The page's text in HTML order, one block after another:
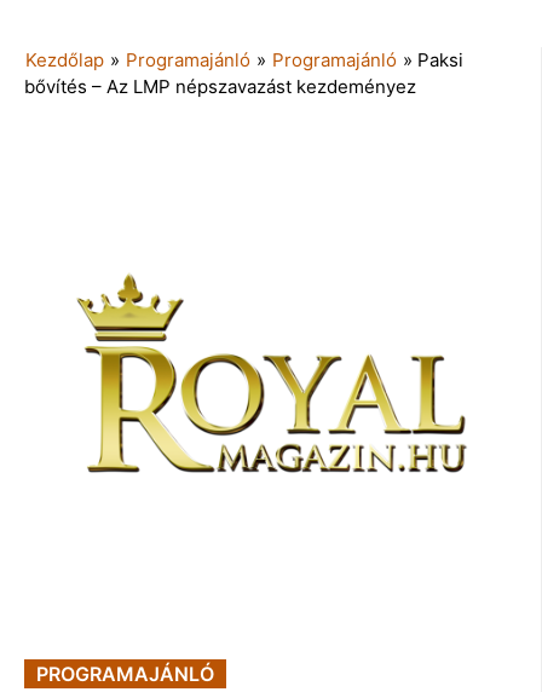
Kezdőlap » Programajánló » Programajánló » Paksi
bővítés – Az LMP népszavazást kezdeményez
PROGRAMAJÁNLÓ